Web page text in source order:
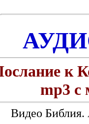
к
mp3 с
Видео Библия.